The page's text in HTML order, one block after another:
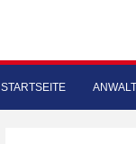
STARTSEITE